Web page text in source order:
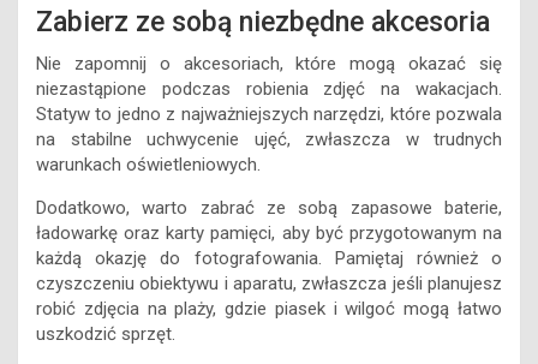
Zabierz ze sobą niezbędne akcesoria
Nie zapomnij o akcesoriach, które mogą okazać się
niezastąpione podczas robienia zdjęć na wakacjach.
Statyw to jedno z najważniejszych narzędzi, które pozwala
na stabilne uchwycenie ujęć, zwłaszcza w trudnych
warunkach oświetleniowych.
Dodatkowo, warto zabrać ze sobą zapasowe baterie,
ładowarkę oraz karty pamięci, aby być przygotowanym na
każdą okazję do fotografowania. Pamiętaj również o
czyszczeniu obiektywu i aparatu, zwłaszcza jeśli planujesz
robić zdjęcia na plaży, gdzie piasek i wilgoć mogą łatwo
uszkodzić sprzęt.